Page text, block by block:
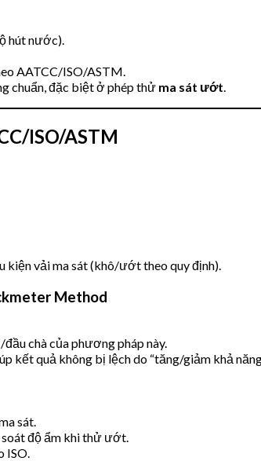
hút nước).
AATCC/ISO/ASTM.
chuẩn, đặc biệt ở phép thử ma sát ướt
ISO/ASTM
kiện vải ma sát (khô/ướt theo quy định).
Method
chà của phương pháp này.
kết quả không bị lệch do “tăng/giảm khả
sát.
độ ẩm khi thử ướt.
ISO.